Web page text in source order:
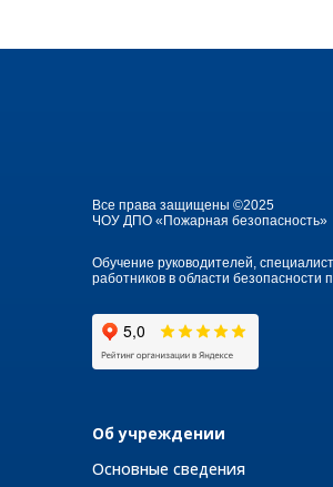
Об учреждении
Основные сведения
Все права защищены ©2025
ЧОУ ДПО «Пожарная безопасность»
Обучение руководителей,
работников в области безопасности